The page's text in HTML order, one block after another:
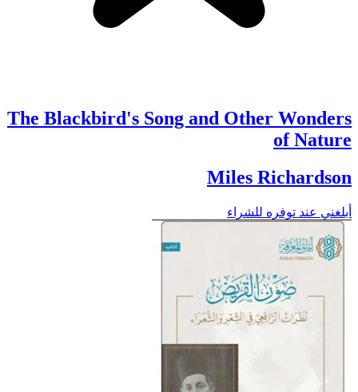
The Blackbird's Song and Other Wonders
of Nature
Miles Richardson
أبلغني عند توفره للشراء